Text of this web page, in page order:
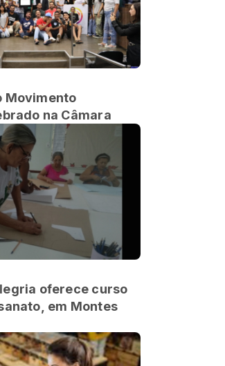
Movimento
na Câmara
oferece curso
em Montes